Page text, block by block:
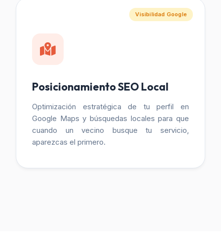
Visibilidad Google
Posicionamiento SEO Local
Optimización estratégica de tu perfil en
Google Maps y búsquedas locales para que
cuando un vecino busque tu servicio,
aparezcas el primero.